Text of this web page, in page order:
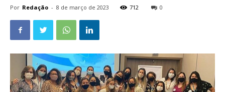
Por Redação - 8 de março de 2023 712 0